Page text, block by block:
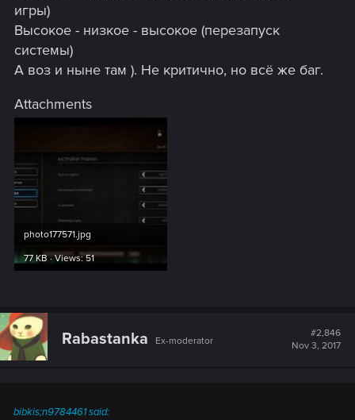
игры)
Высокое - низкое - высокое (перезапуск
системы)
А воз и ныне там ). Не критично, но всё же баг.
Attachments
photo177571.jpg
77 KB · Views: 51
Rabastanka Ex-moderator
#2,846
Nov 3, 2017
bibkis;n9784461 said: